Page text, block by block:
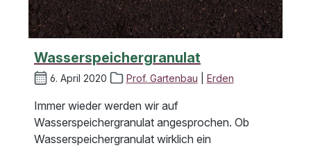
Wasserspeichergranulat
6. April 2020 Prof. Gartenbau Erden
Immer wieder werden wir auf
Wasserspeichergranulat angesprochen. Ob
Wasserspeichergranulat wirklich ein